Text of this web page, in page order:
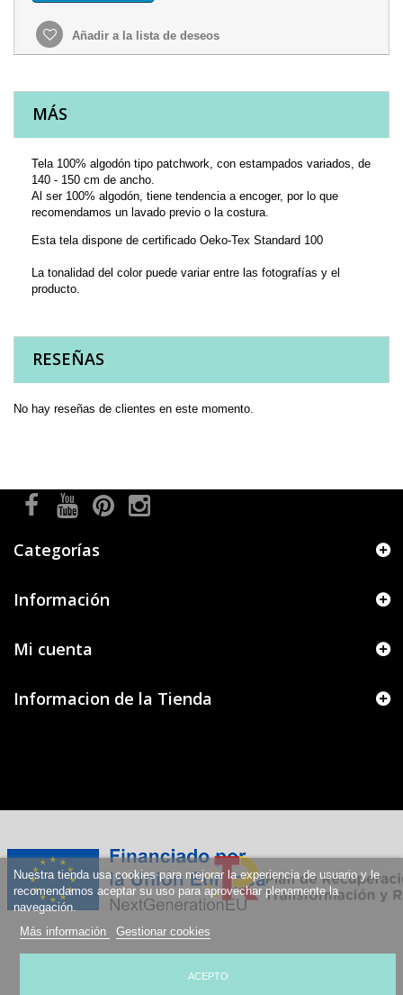
Nuestra tienda usa cookies para mejorar la experiencia de usuario y le
recomendamos aceptar su uso para aprovechar plenamente la
navegación.
Más información
Gestionar cookies
ACEPTO
Añadir a la lista de deseos
MÁS
Tela 100% algodón tipo patchwork, con estampados variados, de
140 - 150 cm de ancho.
Al ser 100% algodón, tiene tendencia a encoger, por lo que
recomendamos un lavado previo o la costura.
Esta tela dispone de certificado Oeko-Tex Standard 100
La tonalidad del color puede variar entre las fotografías y el
producto.
RESEÑAS
No hay reseñas de clientes en este momento.
Categorías
Información
Mi cuenta
Informacion de la Tienda